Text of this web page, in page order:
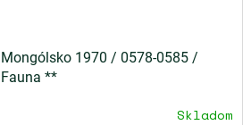
Mongólsko 1970 / 0578-0585 /
Fauna **
Skladom